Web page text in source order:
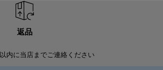
返品
内に当店までご連絡ください